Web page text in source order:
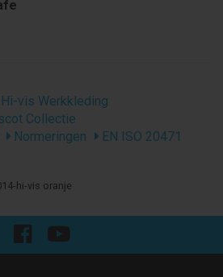
Hi-vis Werkkleding
Collectie
Normeringen
EN ISO 20471
hi-vis oranje